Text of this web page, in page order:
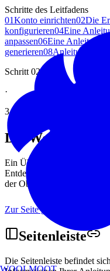
WOOLMOOT
Schritte des Leitfadens
01Konto einrichten02Die
konfigurieren04Eine
anpassen06Eine Anleitung
generieren08Anleitungen
Schritt 02
·
3 Minuten Lesezeit
Die Woolmoot-
Ein Überblick über die
Entdecken Sie, wozu die
der Oberfläche dienen.
Zur Seite gehen
Seitenleiste
Die Seitenleiste befindet